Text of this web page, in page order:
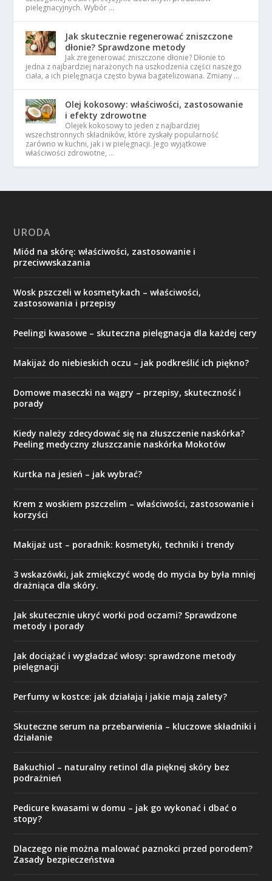
pielęgnacyjnych. Wybór …
Jak skutecznie regenerować zniszczone
dłonie? Sprawdzone metody
Jak zregenerować zniszczone dłonie? Dłonie to
jedna z najbardziej narażonych na uszkodzenia części naszego
ciała, a ich pielęgnacja często bywa bagatelizowana. Zmiany …
Olej kokosowy: właściwości, zastosowanie
i efekty zdrowotne
Olejek kokosowy to jeden z najbardziej
wszechstronnych składników, które zyskały popularność
zarówno w kuchni, jak i w pielęgnacji. Jego wyjątkowe
właściwości zdrowotne, …
URODA
Miód na skórę: właściwości, zastosowanie i
przeciwwskazania
Wosk pszczeli w kosmetykach – właściwości,
zastosowania i przepisy
Peelingi kwasowe – skuteczna pielęgnacja dla każdej cery
Makijaż do niebieskich oczu – jak podkreślić ich piękno?
Domowe maseczki na wągry – przepisy, skuteczność i
porady
Kiedy należy zdecydować się na złuszczenie naskórka?
Peeling medyczny złuszczanie naskórka Mokotów
Kurtka na jesień – jak wybrać?
Krem z woskiem pszczelim – właściwości, zastosowanie i
korzyści
Makijaż ust – poradnik: kosmetyki, techniki i trendy
3 wskazówki, jak zmiękczyć wodę do mycia by była mniej
drażniąca dla skóry.
Jak skutecznie ukryć worki pod oczami? Sprawdzone
metody i porady
Jak dociążać i wygładzać włosy: sprawdzone metody
pielęgnacji
Perfumy w kostce: jak działają i jakie mają zalety?
Skuteczne serum na przebarwienia – kluczowe składniki i
działanie
Bakuchiol – naturalny retinol dla pięknej skóry bez
podrażnień
Pedicure kwasami w domu – jak go wykonać i dbać o
stopy?
Dlaczego nie można malować paznokci przed porodem?
Zasady bezpieczeństwa